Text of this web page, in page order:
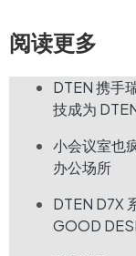
阅读更多
DTEN 携手
技成为
小会议室也
办公场所
DTEN D7X
GOOD